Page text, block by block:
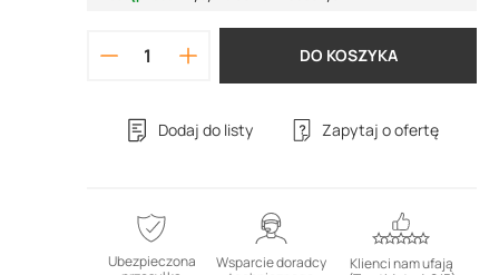
DO KOSZYKA
Dodaj do listy Zapytaj o ofertę
Ubezpieczona
Wsparcie doradcy
Klienci nam ufają